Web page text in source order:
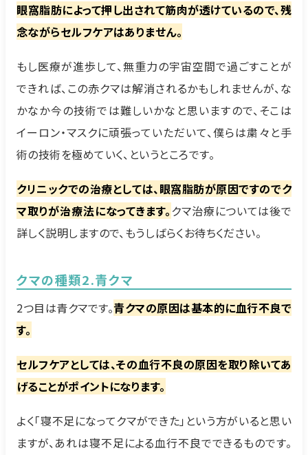
眼窩脂肪によって押し出されて筋肉が透けているので、残
念ながらセルフケアはありません。
もし医療が進歩して、無重力の宇宙空間で過ごすことが
できれば、この赤クマは解消されるかもしれませんが、な
かなか今の技術では難しいかなと思いますので、そこは
イーロン・マスクに頑張っていただいて、僕らは粛々と手
術の技術を極めていく、というところです。
クリニックでの治療としては、眼窩脂肪が原因ですのでク
マ取りが治療法になってきます。 クマ治療については後で
詳しく説明しますので、もうしばらくお待ちください。
クマの種類2.青クマ
2つ目は青クマです。青クマの原因は基本的に血行不良で
す。
セルフケアとしては、その血行不良の原因を取り除いてあ
げることがポイントになります。
よく「寝不足になってクマができた」という方がいると思い
ますが、あれは寝不足による血行不良でできるものです。